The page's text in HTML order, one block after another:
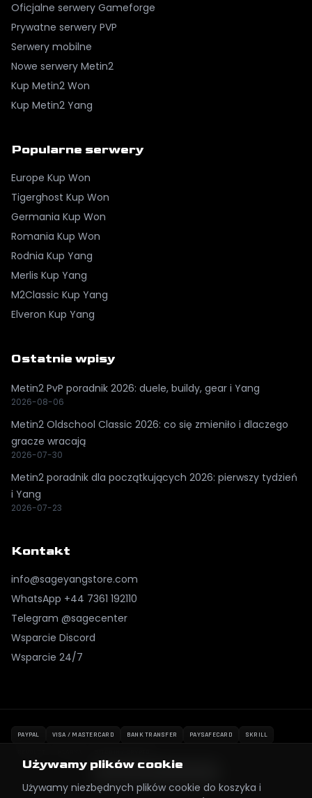
Oficjalne serwery Gameforge
Prywatne serwery PVP
Serwery mobilne
Nowe serwery Metin2
Kup Metin2 Won
Kup Metin2 Yang
Popularne serwery
Europe Kup Won
Tigerghost Kup Won
Germania Kup Won
Romania Kup Won
Rodnia Kup Yang
Merlis Kup Yang
M2Classic Kup Yang
Elveron Kup Yang
Ostatnie wpisy
Metin2 PvP poradnik 2026: duele, buildy, gear i Yang
2026-08-06
Metin2 Oldschool Classic 2026: co się zmieniło i dlaczego
gracze wracają
2026-07-30
Metin2 poradnik dla początkujących 2026: pierwszy tydzień
i Yang
2026-07-23
Kontakt
info@sageyangstore.com
WhatsApp +44 7361 192110
Telegram @sagecenter
Wsparcie Discord
Wsparcie 24/7
PAYPAL VISA / MASTERCARD BANK TRANSFER PAYSAFECARD SKRILL
Używamy plików cookie
Używamy niezbędnych plików cookie do koszyka i